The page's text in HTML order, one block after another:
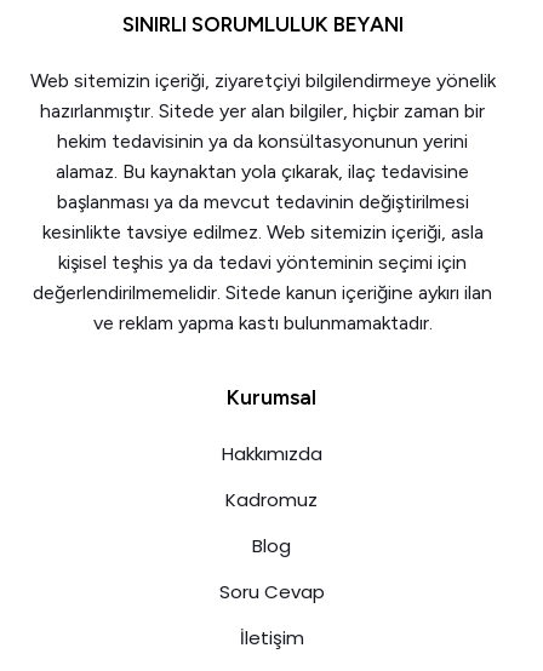
SINIRLI SORUMLULUK BEYANI
Web sitemizin içeriği, ziyaretçiyi bilgilendirmeye yönelik
hazırlanmıştır. Sitede yer alan bilgiler, hiçbir zaman bir
hekim tedavisinin ya da konsültasyonunun yerini
alamaz. Bu kaynaktan yola çıkarak, ilaç tedavisine
başlanması ya da mevcut tedavinin değiştirilmesi
kesinlikte tavsiye edilmez. Web sitemizin içeriği, asla
kişisel teşhis ya da tedavi yönteminin seçimi için
değerlendirilmemelidir. Sitede kanun içeriğine aykırı ilan
ve reklam yapma kastı bulunmamaktadır.
Kurumsal
Hakkımızda
Kadromuz
Blog
Soru Cevap
İletişim